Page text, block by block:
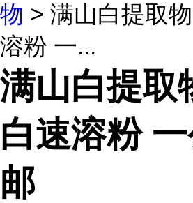
物 > 满山白提取
溶粉 一...
满山白提取
白速溶粉
邮